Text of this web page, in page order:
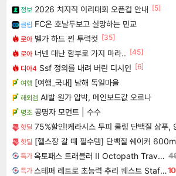
정보 2026 치지직 이리대회 오픈컵 안내 [5]
클립 FC온 호날두보고 실망하는 민교
로아 벨가 하드 찐 투력컷 [35]
로아 너넨 대난 함부로 가지 마라.. [45]
디아4 Ssf 정의를 내려 버린 디시인 [6]
여행 [여행_국내] 남해 독일마을
해외겜 AI발 원가 압박, 메인보드값 오르나
명조 공명자 모먼트 | 수수
핫딜 75%할인!케라시스 두피 쿨링 단백질 샴푸
핫딜 [헬스장 갈 때 필수템] 단백질 쉐이커
특가 옥토패스 트래블러 II Octopath Traveler II
특가 스테퍼 레트로 초능력 추리 퀘스트 Staffer Retro A Supernatural Mystery Quest